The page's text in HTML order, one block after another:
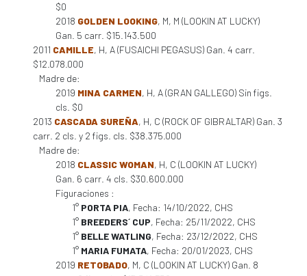
$0
2018 GOLDEN LOOKING, M, M (LOOKIN AT LUCKY)
Gan. 5 carr. $15.143.500
2011 CAMILLE, H, A (FUSAICHI PEGASUS) Gan. 4 carr.
$12.078.000
Madre de:
2019 MINA CARMEN, H, A (GRAN GALLEGO) Sin figs.
cls. $0
2013 CASCADA SUREÑA, H, C (ROCK OF GIBRALTAR) Gan. 3
carr. 2 cls. y 2 figs. cls. $38.375.000
Madre de:
2018 CLASSIC WOMAN, H, C (LOOKIN AT LUCKY)
Gan. 6 carr. 4 cls. $30.600.000
Figuraciones :
1° PORTA PIA, Fecha: 14/10/2022, CHS
1° BREEDERS´ CUP, Fecha: 25/11/2022, CHS
1° BELLE WATLING, Fecha: 23/12/2022, CHS
1° MARIA FUMATA, Fecha: 20/01/2023, CHS
2019 RETOBADO, M, C (LOOKIN AT LUCKY) Gan. 8